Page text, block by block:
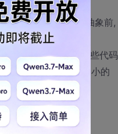
大的function,所以抽象前,
业务,同时要明白这些代码
需求,将其分离为各个小的